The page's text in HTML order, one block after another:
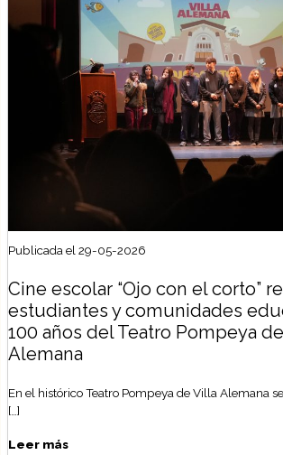
Publicada el 29-05-2026
Cine escolar “Ojo con el corto”
estudiantes y comunidades
100 años del Teatro Pompeya
Alemana
En el histórico Teatro Pompeya de Villa Alemana
[…]
Leer más